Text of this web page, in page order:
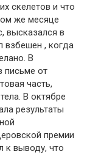
скелетов и что
же месяце
высказался в
взбешен , когда
В
письме от
часть,
В октябре
результаты
премии
выводу, что